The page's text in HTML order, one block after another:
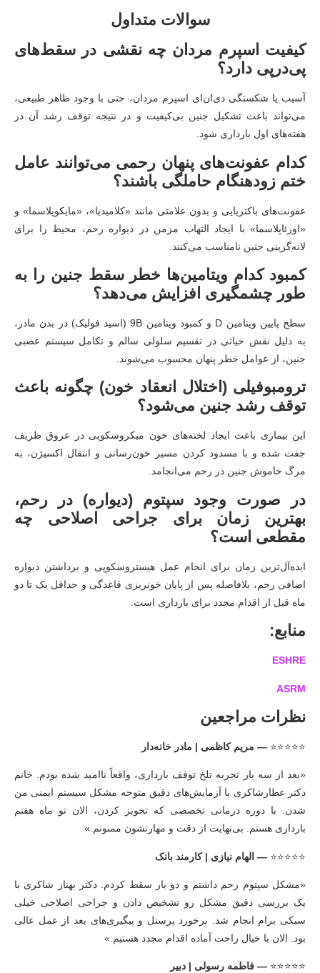
سوالات متداول
کیفیت اسپرم مردان چه نقشی در سقط‌های
پی‌درپی دارد؟
آسیب یا شکستگی دی‌ان‌ای اسپرم مردان، حتی با وجود ظاهر طبیعی،
می‌تواند باعث تشکیل جنین بی‌کیفیت و در نتیجه توقف رشد آن در
هفته‌های اول بارداری شود.
کدام عفونت‌های پنهان رحمی می‌توانند عامل
ختم زودهنگام حاملگی باشند؟
عفونت‌های باکتریایی و بدون علامتی مانند «کلامیدیا»، «مایکوپلاسما» و
«اورئاپلاسما» با ایجاد التهاب مزمن در دیواره رحم، محیط را برای
لانه‌گزینی جنین نامناسب می‌کنند.
کمبود کدام ویتامین‌ها خطر سقط جنین را به
طور چشمگیری افزایش می‌دهد؟
سطح پایین ویتامین D و کمبود ویتامین B 9(اسید فولیک) در بدن مادر،
به دلیل نقش حیاتی در تقسیم سلولی سالم و تکامل سیستم عصبی
جنین، از عوامل خطر پنهان محسوب می‌شوند.
ترومبوفیلی (اختلال انعقاد خون) چگونه باعث
توقف رشد جنین می‌شود؟
این بیماری باعث ایجاد لخته‌های خون میکروسکوپی در عروق ظریف
جفت شده و با مسدود کردن مسیر خون‌رسانی و انتقال اکسیژن، به
مرگ خاموش جنین در رحم می‌انجامد.
در صورت وجود سپتوم (دیواره) در رحم،
بهترین زمان برای جراحی اصلاحی چه
مقطعی است؟
ایده‌آل‌ترین زمان برای انجام عمل هیستروسکوپی و برداشتن دیواره
اضافی رحم، بلافاصله پس از پایان خونریزی قاعدگی و حداقل یک تا دو
ماه قبل از اقدام مجدد برای بارداری است.
منابع:
ESHRE
ASRM
نظرات مراجعین
⭐⭐⭐⭐⭐ — مریم کاظمی | مادر خانه‌دار
«بعد از سه بار تجربه تلخ توقف بارداری، واقعاً ناامید شده بودم. خانم
دکتر عطارشاکری با آزمایش‌های دقیق متوجه مشکل سیستم ایمنی من
شدن. با دوره درمانی تخصصی که تجویز کردن، الان تو ماه هفتم
بارداری هستم. بی‌نهایت از دقت و مهارتشون ممنونم.»
⭐⭐⭐⭐⭐ — الهام نیازی | کارمند بانک
«مشکل سپتوم رحم داشتم و دو بار سقط کردم. دکتر بهناز شاکری با
یک بررسی دقیق مشکل رو تشخیص دادن و جراحی اصلاحی خیلی
سبکی برام انجام شد. برخورد پرسنل و پیگیری‌های بعد از عمل عالی
بود. الان با خیال راحت آماده اقدام مجدد هستیم.»
⭐⭐⭐⭐⭐ — فاطمه رسولی | دبیر